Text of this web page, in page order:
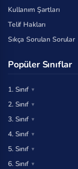
Kullanım Şartları
Telif Hakları
Sıkça Sorulan Sorular
Popüler Sınıflar
1. Sınıf
2. Sınıf
3. Sınıf
4. Sınıf
5. Sınıf
6. Sınıf